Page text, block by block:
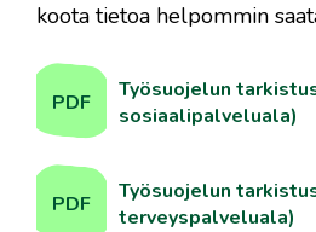
koota tietoa helpommin
Työsuojelun
sosiaalipalveluala)
PDF
Työsuojelun
terveyspalveluala)
PDF